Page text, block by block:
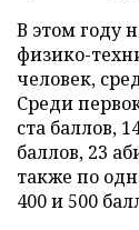
В этом году
физико-
человек,
Среди
ста баллов,
баллов, 23
также по
400 и 500